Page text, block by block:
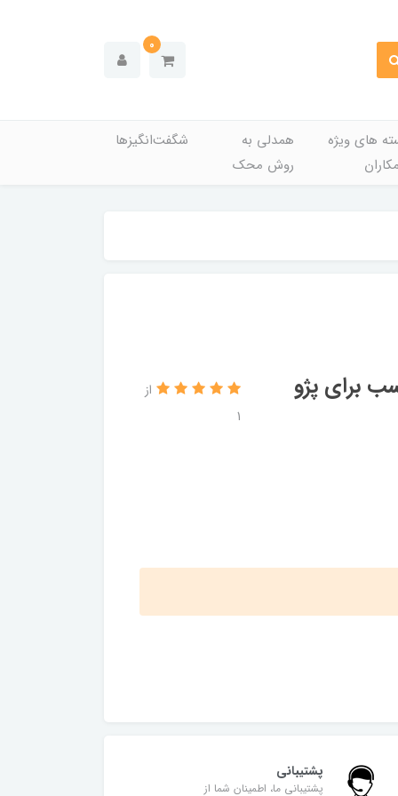
0
های ویژه
همدلی به
روش محک
شگفت‌انگیزها
برای پژو
از
1
پشتیبانی
پشتیبانی ما، اطمینان شما از